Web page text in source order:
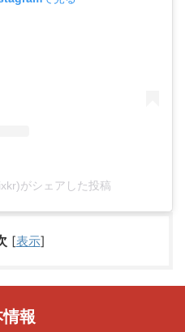
がシェアした投稿
[表示]
報